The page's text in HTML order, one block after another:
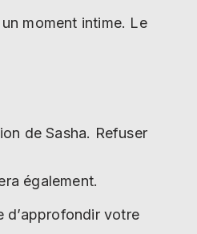
moment intime. Le
de Sasha. Refuser
également.
d’approfondir votre